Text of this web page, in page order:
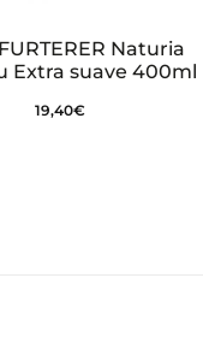
Naturia
Extra suave 400ml
19,40€